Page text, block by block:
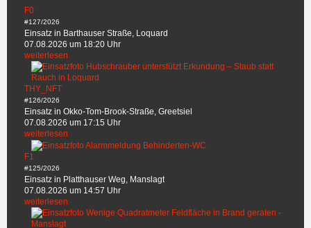
F0
#127/2026
Einsatz in Barthauser Straße, Loquard
07.08.2026 um 18:20 Uhr
weiterlesen
THY_NFT
#126/2026
Einsatz in Okko-Tom-Brook-Straße, Greetsiel
07.08.2026 um 17:15 Uhr
weiterlesen
F1
#125/2026
Einsatz in Platthauser Weg, Manslagt
07.08.2026 um 14:57 Uhr
weiterlesen